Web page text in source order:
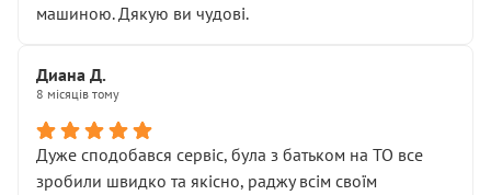
машиною. Дякую ви чудові.
Диана Д.
8 місяців тому
Дуже сподобався сервіс, була з батьком на ТО все
зробили швидко та якісно, раджу всім своїм